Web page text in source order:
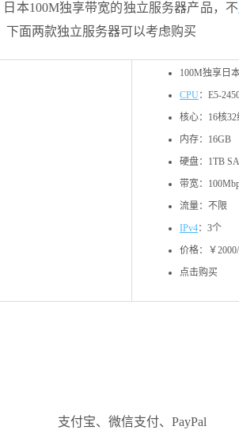
本100M独享带宽的独立服务器产品，不
下面两款独立服务器可以考虑购买
100M独享日
CPU：E5-
核心：16核
内存：16GB
硬盘：1TB
带宽：
流量：不限
IPv4：3个
价格：￥2000/
点击购买
支付宝、微信支付、PayPal